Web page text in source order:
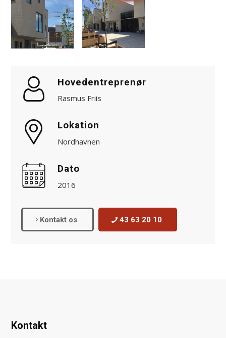
Hovedentreprenør
Rasmus Friis
Lokation
Nordhavnen
Dato
2016
Kontakt os 43 63 20 10
Kontakt